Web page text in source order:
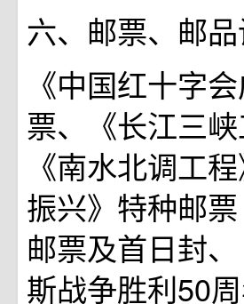
六、邮票、邮
《中国红十字
票、《长江三
《南水北调工
振兴》特种邮
邮票及首日封
斯战争胜利50